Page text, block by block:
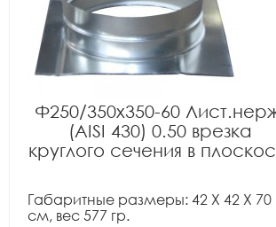
Ф250/350x350-60
(AISI 430) 0.50 врезка
круглого сечения в
Габаритные размеры: 42 X 42 X 70
см, вес 577 гр.